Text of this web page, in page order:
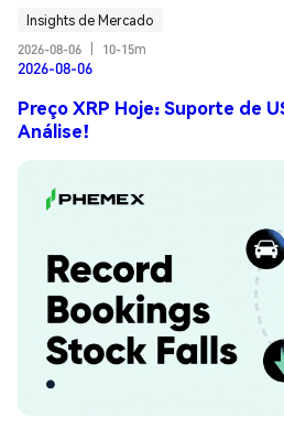
Insights de Mercado
2026-08-06
10-15m
2026-08-06
Preço XRP Hoje: Suporte de
Análise!